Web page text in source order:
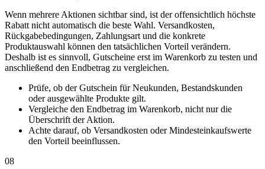
Wenn mehrere Aktionen sichtbar sind, ist der offensichtlich höchste
Rabatt nicht automatisch die beste Wahl. Versandkosten,
Rückgabebedingungen, Zahlungsart und die konkrete
Produktauswahl können den tatsächlichen Vorteil verändern.
Deshalb ist es sinnvoll, Gutscheine erst im Warenkorb zu testen und
anschließend den Endbetrag zu vergleichen.
Prüfe, ob der Gutschein für Neukunden, Bestandskunden
oder ausgewählte Produkte gilt.
Vergleiche den Endbetrag im Warenkorb, nicht nur die
Überschrift der Aktion.
Achte darauf, ob Versandkosten oder Mindesteinkaufswerte
den Vorteil beeinflussen.
08